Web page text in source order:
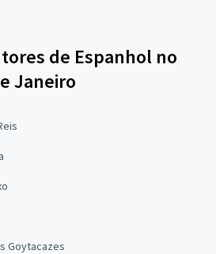
de Espanhol no
Janeiro
Goytacazes